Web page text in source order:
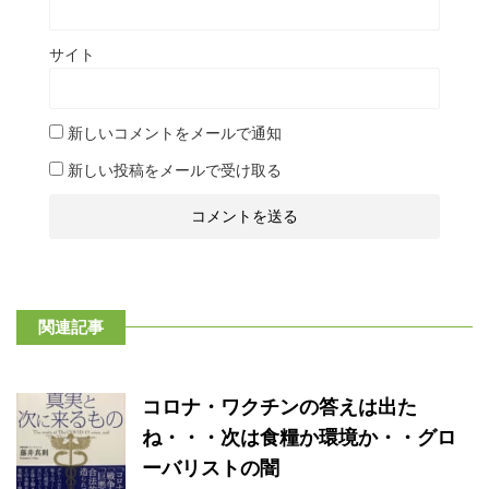
サイト
新しいコメントをメールで通知
新しい投稿をメールで受け取る
関連記事
コロナ・ワクチンの答えは出た
ね・・・次は食糧か環境か・・グロ
ーバリストの闇